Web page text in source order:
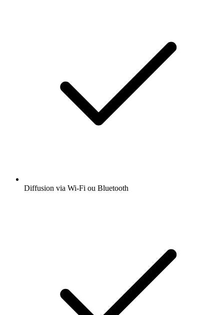
Diffusion via Wi-Fi ou Bluetooth